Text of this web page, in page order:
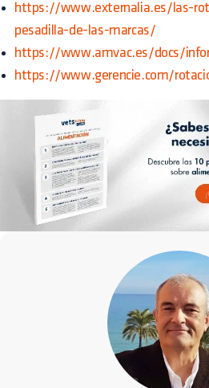
https://www.externalia.es/las-
pesadilla-de-las-marcas/
https://www.amvac.es/docs/
https://www.gerencie.com/